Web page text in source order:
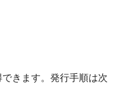
きます。発行手順は次